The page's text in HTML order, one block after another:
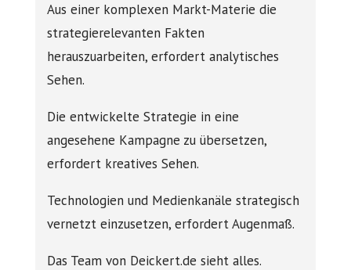
Aus einer komplexen Markt-Materie die
strategierelevanten Fakten
herauszuarbeiten, erfordert analytisches
Sehen.
Die entwickelte Strategie in eine
angesehene Kampagne zu übersetzen,
erfordert kreatives Sehen.
Technologien und Medienkanäle strategisch
vernetzt einzusetzen, erfordert Augenmaß.
Das Team von Deickert.de sieht alles.